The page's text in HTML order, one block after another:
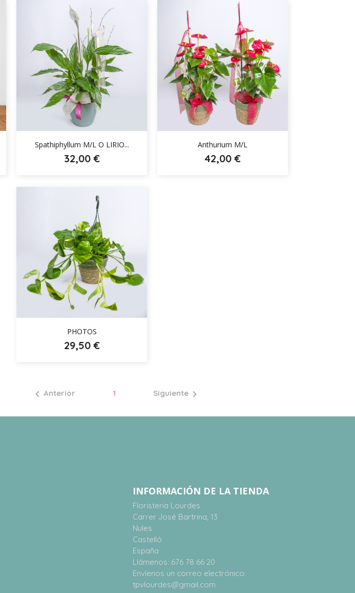

Spathiphyllum M/L O LIRIO...
32,00 € 
Anthurium M/L
42,00 €

PHOTOS
29,50 €
 Anterior 1 Siguiente 
INFORMACIÓN DE LA TIENDA
Floristeria Lourdes
Carrer José Bartrina, 13
Nules
Castelló
España
Llámenos: 676 78 66 20
Envíenos un correo electrónico:
tpvlourdes@gmail.com